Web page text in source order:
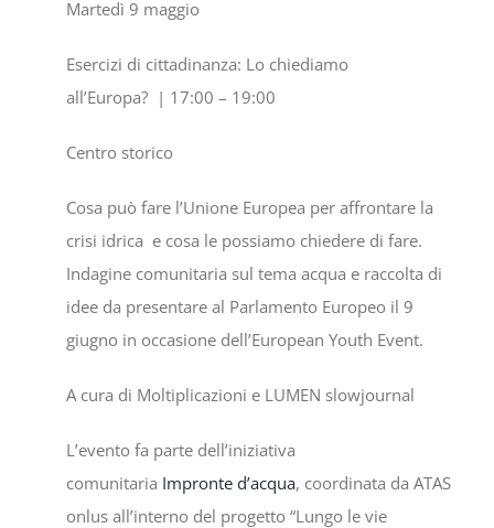
Martedì 9 maggio
Esercizi di cittadinanza: L o chiediamo
all’Europa? | 17:00 – 19:00
Centro storico
Cosa può fare l’Unione Europea per affrontare la
crisi idrica e cosa le possiamo chiedere di fare.
Indagine comunitaria sul tema acqua e raccolta di
idee da presentare al Parlamento Europeo il 9
giugno in occasione dell’European Youth Event.
A cura di Moltiplicazioni e LUMEN slowjournal
L’evento fa parte dell’iniziativa
comunitaria Impronte d’acqua, coordinata da ATAS
onlus all’interno del progetto “Lungo le vie